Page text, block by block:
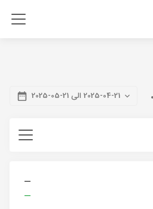
2025-04-21 الی 21-05-2025
—
—